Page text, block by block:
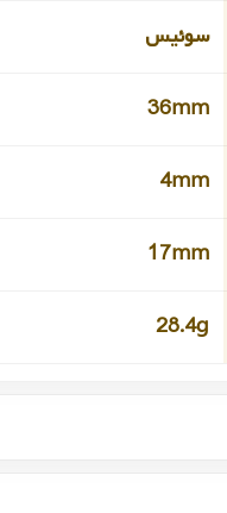
سوئیس
36mm
4mm
17mm
28.4g